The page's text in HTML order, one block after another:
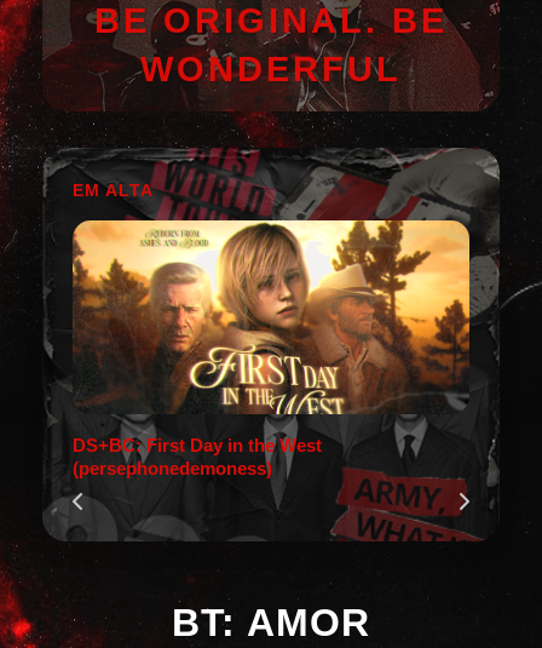
BE ORIGINAL. BE
WONDERFUL
EM ALTA
DS+BC: First Day in the West
(persephonedemoness)
BT: AMOR